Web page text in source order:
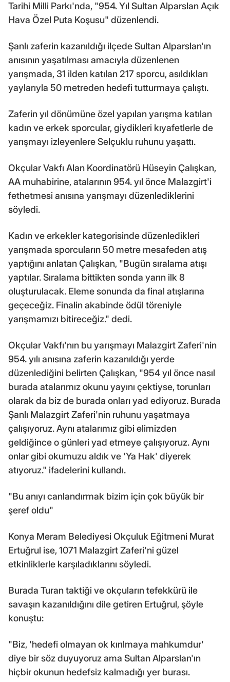
Tarihi Milli Parkı'nda, "954. Yıl Sultan Alparslan Açık
Hava Özel Puta Koşusu" düzenlendi.
Şanlı zaferin kazanıldığı ilçede Sultan Alparslan'ın
anısının yaşatılması amacıyla düzenlenen
yarışmada, 31 ilden katılan 217 sporcu, asıldıkları
yaylarıyla 50 metreden hedefi tutturmaya çalıştı.
Zaferin yıl dönümüne özel yapılan yarışma katılan
kadın ve erkek sporcular, giydikleri kıyafetlerle de
yarışmayı izleyenlere Selçuklu ruhunu yaşattı.
Okçular Vakfı Alan Koordinatörü Hüseyin Çalışkan,
AA muhabirine, atalarının 954. yıl önce Malazgirt'i
fethetmesi anısına yarışmayı düzenlediklerini
söyledi.
Kadın ve erkekler kategorisinde düzenledikleri
yarışmada sporcuların 50 metre mesafeden atış
yaptığını anlatan Çalışkan, "Bugün sıralama atışı
yaptılar. Sıralama bittikten sonda yarın ilk 8
oluşturulacak. Eleme sonunda da final atışlarına
geçeceğiz. Finalin akabinde ödül töreniyle
yarışmamızı bitireceğiz." dedi.
Okçular Vakfı'nın bu yarışmayı Malazgirt Zaferi'nin
954. yılı anısına zaferin kazanıldığı yerde
düzenlediğini belirten Çalışkan, "954 yıl önce nasıl
burada atalarımız okunu yayını çektiyse, torunları
olarak da biz de burada onları yad ediyoruz. Burada
Şanlı Malazgirt Zaferi'nin ruhunu yaşatmaya
çalışıyoruz. Aynı atalarımız gibi elimizden
geldiğince o günleri yad etmeye çalışıyoruz. Aynı
onlar gibi okumuzu aldık ve 'Ya Hak' diyerek
atıyoruz." ifadelerini kullandı.
"Bu anıyı canlandırmak bizim için çok büyük bir
şeref oldu"
Konya Meram Belediyesi Okçuluk Eğitmeni Murat
Ertuğrul ise, 1071 Malazgirt Zaferi'ni güzel
etkinliklerle karşıladıklarını söyledi.
Burada Turan taktiği ve okçuların tefekkürü ile
savaşın kazanıldığını dile getiren Ertuğrul, şöyle
konuştu:
"Biz, 'hedefi olmayan ok kırılmaya mahkumdur'
diye bir söz duyuyoruz ama Sultan Alparslan'ın
hiçbir okunun hedefsiz kalmadığı yer burası.